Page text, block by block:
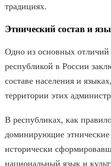
традициях.
Этнический состав и
Одно из основных
республикой в России
составе населения и
территории этих
В республиках, как
доминирующие
исторически
национальный язык и